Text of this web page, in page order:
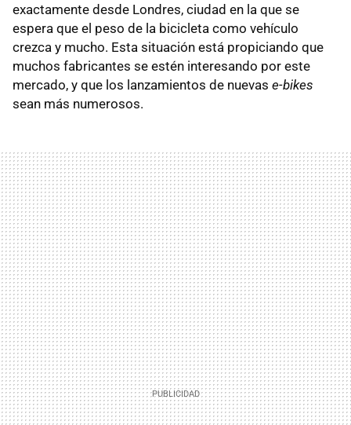
exactamente desde Londres, ciudad en la que se
espera que el peso de la bicicleta como vehículo
crezca y mucho. Esta situación está propiciando que
muchos fabricantes se estén interesando por este
mercado, y que los lanzamientos de nuevas e-bikes
sean más numerosos.